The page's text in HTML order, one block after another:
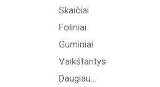
Skaičiai
Foliniai
Guminiai
Vaikštantys
Daugiau...